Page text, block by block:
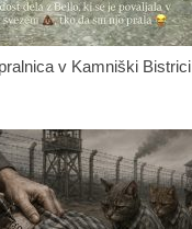
v Kamniški Bistrici